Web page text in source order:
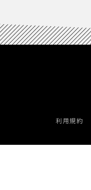
利用規約